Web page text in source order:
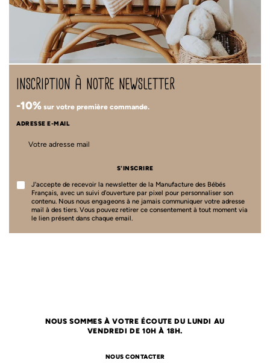
inscription à notre newsletter
-10% sur votre première commande.
ADRESSE E-MAIL
S'INSCRIRE
J'accepte de recevoir la newsletter de la Manufacture des Bébés
Français, avec un suivi d'ouverture par pixel pour personnaliser son
contenu. Nous nous engageons à ne jamais communiquer votre adresse
mail à des tiers. Vous pouvez retirer ce consentement à tout moment via
le lien présent dans chaque email.
NOUS SOMMES À VOTRE ÉCOUTE DU LUNDI AU
VENDREDI DE 10H À 18H.
NOUS CONTACTER